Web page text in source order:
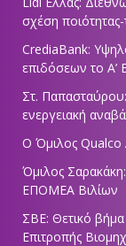
σχέση ποιότητας-
CrediaBank:
επιδόσεων το Α’
Στ.
ενεργειακή
Ο Όμιλος Qualco
Όμιλος
ΕΠΟΜΕΑ Βιλίων
ΣΒΕ: Θετικό
Επιτροπής